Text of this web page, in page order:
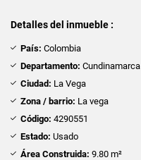
Detalles del inmueble :
País: Colombia
Departamento: Cundinamarca
Ciudad: La Vega
Zona / barrio: La vega
Código: 4290551
Estado: Usado
Área Construida: 9.80 m²